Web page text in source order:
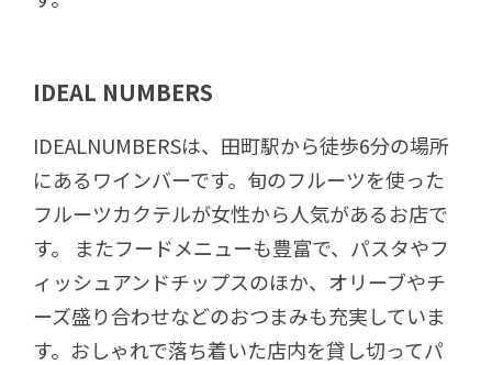
IDEAL NUMBERS
IDEALNUMBERSは、田町駅から徒歩6分の場所
にあるワインバーです。旬のフルーツを使った
フルーツカクテルが女性から人気があるお店で
す。 またフードメニューも豊富で、パスタやフ
ィッシュアンドチップスのほか、オリーブやチ
ーズ盛り合わせなどのおつまみも充実していま
す。おしゃれで落ち着いた店内を貸し切ってパ